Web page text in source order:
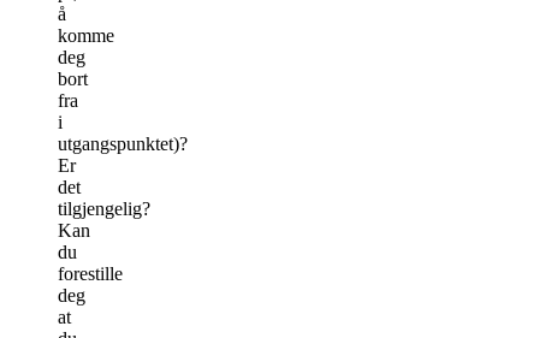
å
komme
deg
bort
fra
i
utgangspunktet)?
Er
det
tilgjengelig?
Kan
du
forestille
deg
at